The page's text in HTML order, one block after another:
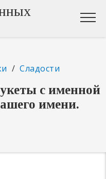
/ Сладости
с именной
имени.